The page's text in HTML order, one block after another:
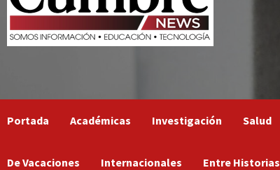
Portada Académicas Investigación Salud
De Vacaciones Internacionales Entre Historias